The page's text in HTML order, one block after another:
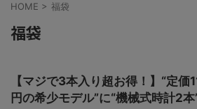
HOME > 福袋
福袋
【マジで3本入り超お得！】“定価
円の希少モデル”に“機械式時計2本